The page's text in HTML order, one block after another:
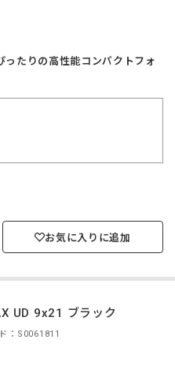
たりの高性能コンパクトフォ
お気に入りに追加
UD 9x21 ブラック
：S0061811